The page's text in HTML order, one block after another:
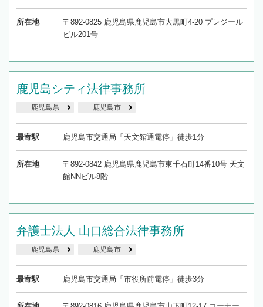
所在地
〒892-0825 鹿児島県鹿児島市大黒町4-20 プレジール
ビル201号
鹿児島シティ法律事務所
鹿児島県 鹿児島市
最寄駅 鹿児島市交通局「天文館通電停」徒歩1分
所在地
〒892-0842 鹿児島県鹿児島市東千石町14番10号 天文
館NNビル8階
弁護士法人 山口総合法律事務所
鹿児島県 鹿児島市
最寄駅 鹿児島市交通局「市役所前電停」徒歩3分